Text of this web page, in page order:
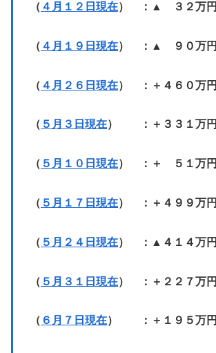
（ ４月１２日現在） ：▲ ３２万円
（ ４月１９日現在） ：▲ ９０万円
（ ４月２６日現在） ：＋４６０万円
（ ５月３日現在） ：＋３３１万円
（ ５月１０日現在） ：＋ ５１万円
（ ５月１７日現在） ：＋４９９万円
（ ５月２４日現在） ：▲４１４万円
（ ５月３１日現在） ：＋２２７万円
（ ６月７日現在） ：＋１９５万円